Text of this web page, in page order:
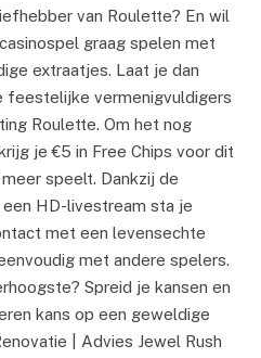
van Roulette? En wil
graag spelen met
extraatjes. Laat je dan
feestelijke vermenigvuldigers
Roulette. Om het nog
je €5 in Free Chips voor dit
speelt. Dankzij de
een HD-livestream sta je
met een levensechte
met andere spelers.
Spreid je kansen en
kans op een geweldige
| Advies Jewel Rush